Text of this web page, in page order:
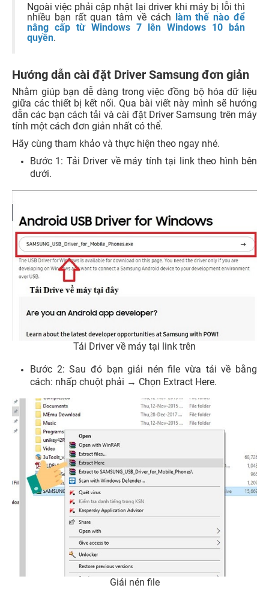
Ngoài việc phải cập nhật lại driver khi máy bị lỗi thì
nhiều bạn rất quan tâm về cách làm thế nào để
nâng cấp từ Windows 7 lên Windows 10 bản
quyền.
Hướng dẫn cài đặt Driver Samsung đơn giản
Nhằm giúp bạn dễ dàng trong việc đồng bộ hóa dữ liệu
giữa các thiết bị kết nối. Qua bài viết này mình sẽ hướng
dẫn các bạn cách tải và cài đặt Driver Samsung trên máy
tính một cách đơn giản nhất có thể.
Hãy cùng tham khảo và thực hiện theo ngay nhé.
Bước 1: Tải Driver về máy tính tại link theo hình bên
dưới.
Tải Driver về máy tại link trên
Bước 2: Sau đó bạn giải nén file vừa tải về bằng
cách: nhấp chuột phải → Chọn Extract Here.
Giải nén file